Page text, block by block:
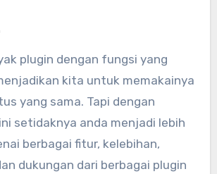
plugin dengan fungsi yang
kita untuk memakainya
yang sama. Tapi dengan
setidaknya anda menjadi lebih
berbagai fitur, kelebihan,
dukungan dari berbagai plugin